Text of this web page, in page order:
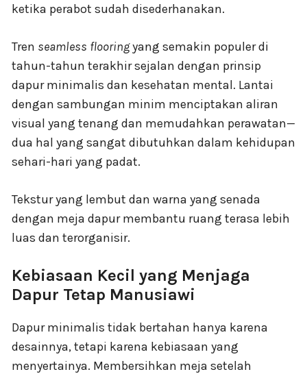
ketika perabot sudah disederhanakan.
Tren seamless flooringyang semakin populer di
tahun-tahun terakhir sejalan dengan prinsip
dapur minimalis dan kesehatan mental. Lantai
dengan sambungan minim menciptakan aliran
visual yang tenang dan memudahkan perawatan—
dua hal yang sangat dibutuhkan dalam kehidupan
sehari-hari yang padat.
Tekstur yang lembut dan warna yang senada
dengan meja dapur membantu ruang terasa lebih
luas dan terorganisir.
Kebiasaan Kecil yang Menjaga
Dapur Tetap Manusiawi
Dapur minimalis tidak bertahan hanya karena
desainnya, tetapi karena kebiasaan yang
menyertainya. Membersihkan meja setelah